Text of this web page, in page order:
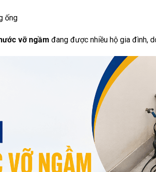
ống
vỡ ngầm đang được nhiều hộ gia đình,